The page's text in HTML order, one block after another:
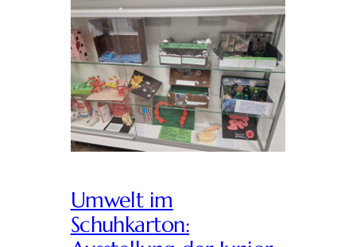
Umwelt im
Schuhkarton: